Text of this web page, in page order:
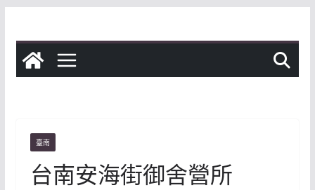
content
臺南
台南安海街御舍營所